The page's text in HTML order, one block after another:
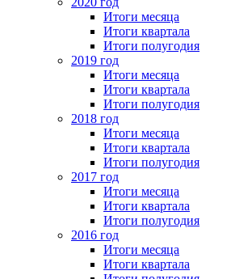
Итоги месяца
Итоги квартала
Итоги полугодия
2019 год
Итоги месяца
Итоги квартала
Итоги полугодия
2018 год
Итоги месяца
Итоги квартала
Итоги полугодия
2017 год
Итоги месяца
Итоги квартала
Итоги полугодия
2016 год
Итоги месяца
Итоги квартала